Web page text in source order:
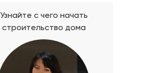
Узнайте с чего начать
строительство дома